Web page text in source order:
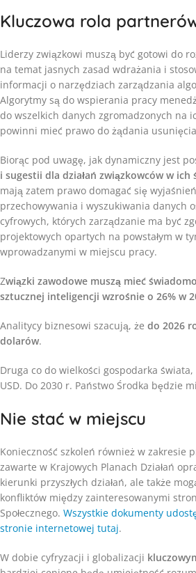
Kluczowa rola
Liderzy związkowi muszą być gotowi do
na temat jasnych zasad wdrażania i
informacji o narzędziach zarządzania
Algorytmy są do wspierania pracy
do wszelkich danych zgromadzonych na
powinni mieć prawo do żądania
Biorąc pod uwagę, jak dynamiczny jest
i sugestii dla działań związkowców w
mają zatem prawo domagać się
przechowywania i wyszukiwania danych
cyfrowych, których zarządzanie ma być
projektowych opartych na powstałym w
wprowadzanymi w miejscu pracy.
Związki zawodowe muszą mieć
sztucznej inteligencji wzrośnie o 26% w
Analitycy biznesowi szacują, że do 2026
dolarów.
Druga co do wielkości gospodarka
USD. Do 2030 r. Państwo Środka będzie
Nie stać w miejscu
Konieczność szkoleń również w zakresie
zawarte w Krajowych Planach Działań
kierunki przyszłych działań, ale także
konfliktów między zainteresowanymi
Społecznego. Wszystkie dokumenty
stronie internetowej tutaj.
W dobie cyfryzacji i globalizacji